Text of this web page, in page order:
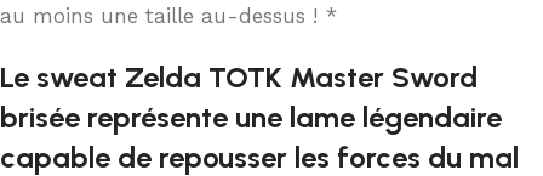
au moins une taille au-dessus ! *
Le sweat Zelda TOTK Master Sword
brisée représente une lame légendaire
capable de repousser les forces du mal